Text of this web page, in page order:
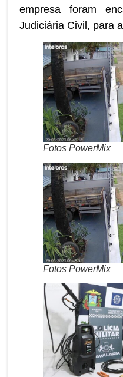
empresa foram
Judiciária Civil, para
Fotos PowerMix
Fotos PowerMix